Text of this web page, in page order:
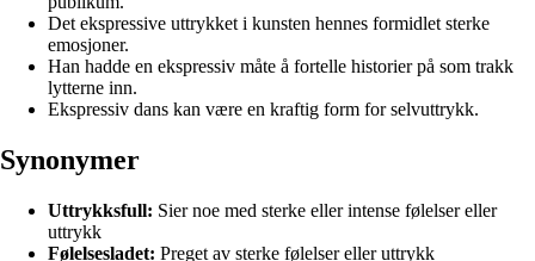
Det ekspressive uttrykket i kunsten hennes formidlet sterke
emosjoner.
Han hadde en ekspressiv måte å fortelle historier på som trakk
lytterne inn.
Ekspressiv dans kan være en kraftig form for selvuttrykk.
Synonymer
Uttrykksfull: Sier noe med sterke eller intense følelser eller
uttrykk
Følelsesladet: Preget av sterke følelser eller uttrykk